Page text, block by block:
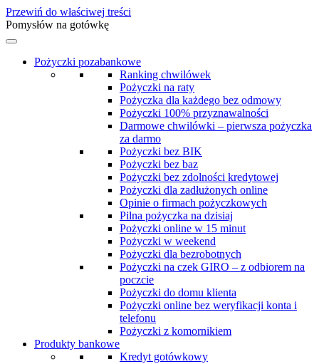
Przewiń do właściwej treści
Pomysłów na gotówkę
Pożyczki pozabankowe
Ranking chwilówek
Pożyczki na raty
Pożyczka dla każdego bez odmowy
Pożyczki 100% przyznawalności
Darmowe chwilówki – pierwsza pożyczka
za darmo
Pożyczki bez BIK
Pożyczki bez baz
Pożyczki bez zdolności kredytowej
Pożyczki dla zadłużonych online
Opinie o firmach pożyczkowych
Pilna pożyczka na dzisiaj
Pożyczki online w 15 minut
Pożyczki w weekend
Pożyczki dla bezrobotnych
Pożyczki na czek GIRO – z odbiorem na
poczcie
Pożyczki do domu klienta
Pożyczki online bez weryfikacji konta i
telefonu
Pożyczki z komornikiem
Produkty bankowe
Kredyt gotówkowy